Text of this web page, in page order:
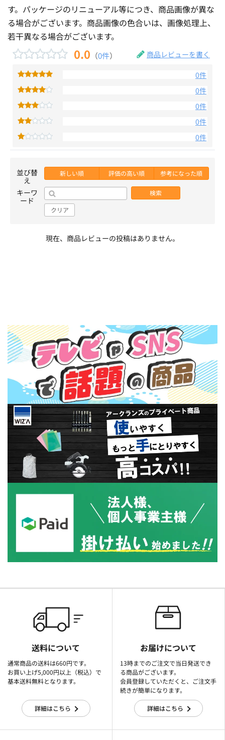
す。パッケージのリニューアル等につき、商品画像が異な
る場合がございます。商品画像の色合いは、画像処理上、
若干異なる場合がございます。
0.0 （0件） 商品レビューを書く
0件
0件
0件
0件
0件
並び替
え
新しい順 評価の高い順 参考になった順
キーワ
ード
検索
クリア
現在、商品レビューの投稿はありません。
送料について
通常商品の送料は660円です。
お買い上げ5,000円以上（税込）で
基本送料無料となります。
詳細はこちら
お届けについて
13時までのご注文で当日発送でき
る商品がございます。
会員登録していただくと、ご注文手
続きが簡単になります。
詳細はこちら